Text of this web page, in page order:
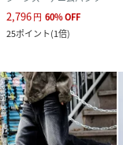
2,796円 60%OFF
25ポイント(1倍)